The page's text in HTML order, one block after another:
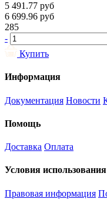
5 491.77 руб
6 699.96 руб
285
-
Купить
Информация
Документация Новости
Помощь
Доставка Оплата
Условия использования
Правовая информация